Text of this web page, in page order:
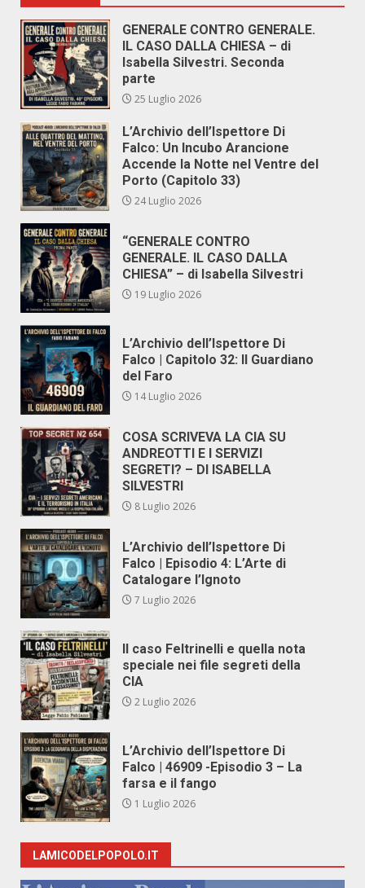
GENERALE CONTRO GENERALE.
IL CASO DALLA CHIESA – di
Isabella Silvestri. Seconda
parte
25 Luglio 2026
L’Archivio dell’Ispettore Di
Falco: Un Incubo Arancione
Accende la Notte nel Ventre del
Porto (Capitolo 33)
24 Luglio 2026
“GENERALE CONTRO
GENERALE. IL CASO DALLA
CHIESA” – di Isabella Silvestri
19 Luglio 2026
L’Archivio dell’Ispettore Di
Falco | Capitolo 32: Il Guardiano
del Faro
14 Luglio 2026
COSA SCRIVEVA LA CIA SU
ANDREOTTI E I SERVIZI
SEGRETI? – DI ISABELLA
SILVESTRI
8 Luglio 2026
L’Archivio dell’Ispettore Di
Falco | Episodio 4: L’Arte di
Catalogare l’Ignoto
7 Luglio 2026
Il caso Feltrinelli e quella nota
speciale nei file segreti della
CIA
2 Luglio 2026
L’Archivio dell’Ispettore Di
Falco | 46909 -Episodio 3 – La
farsa e il fango
1 Luglio 2026
LAMICODELPOPOLO.IT